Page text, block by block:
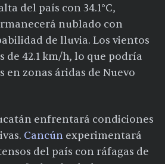
del país con 34.1°C,
nublado con
de lluvia. Los vientos
de 42.1 km/h, lo que podría
en zonas áridas de Nuevo
enfrentará condiciones
Cancún experimentará
del país con ráfagas de